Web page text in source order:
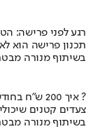
רגע לפני פרישה:
תכנון פרישה הוא
בשיתוף מנורה
איך 200 ש"ח בחודש הופכים ל140 אלף ?
צעדים קטנים
בשיתוף מנורה